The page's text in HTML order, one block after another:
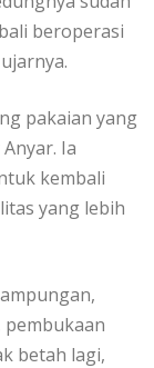
beroperasi
pakaian yang
Ia
kembali
yang lebih
pembukaan
betah lagi,